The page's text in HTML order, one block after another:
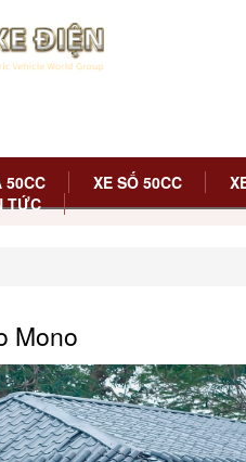
50CC XE SỐ 50CC
TỨC
Mono